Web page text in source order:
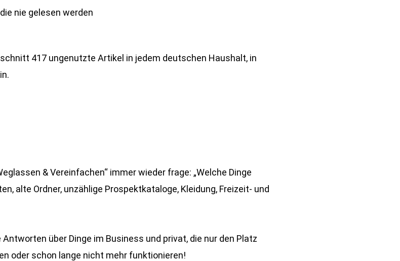
nie gelesen werden
417 ungenutzte Artikel in jedem deutschen Haushalt, in
& Vereinfachen“ immer wieder frage: „Welche Dinge
alte Ordner, unzählige Prospektkataloge, Kleidung, Freizeit- und
über Dinge im Business und privat, die nur den Platz
oder schon lange nicht mehr funktionieren!